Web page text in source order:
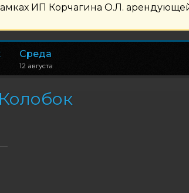
ИП Корчагина О.Л. арендующей
Среда
12 августа